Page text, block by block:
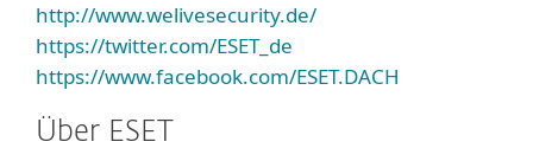
http://www.welivesecurity.de/
https://twitter.com/ESET_de
https://www.facebook.com/ESET.DACH
Über ESET